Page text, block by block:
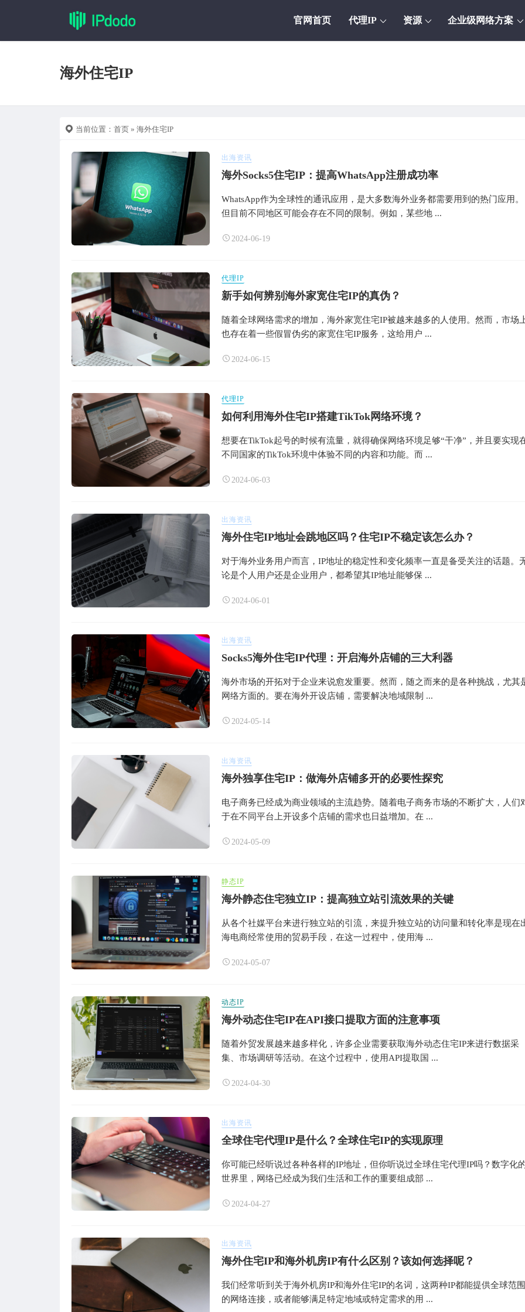
官网首页 代理IP 资源 企业级网络方案
海外住宅IP
当前位置： 首页 » 海外住宅IP
出海资讯
海外Socks5住宅IP：提高WhatsApp注册成功率
WhatsApp作为全球性的通讯应用，是大多数海外业务都需要用到的热门应用。
但目前不同地区可能会存在不同的限制。例如，某些地 ...
2024-06-19
代理IP
新手如何辨别海外家宽住宅IP的真伪？
随着全球网络需求的增加，海外家宽住宅IP被越来越多的人使用。然而，市场
也存在着一些假冒伪劣的家宽住宅IP服务，这给用户 ...
2024-06-15
代理IP
如何利用海外住宅IP搭建TikTok网络环境？
想要在TikTok起号的时候有流量，就得确保网络环境足够“干净”，并且要实现
不同国家的TikTok环境中体验不同的内容和功能。而 ...
2024-06-03
出海资讯
海外住宅IP地址会跳地区吗？住宅IP不稳定该怎么办？
对于海外业务用户而言，IP地址的稳定性和变化频率一直是备受关注的话题。
论是个人用户还是企业用户，都希望其IP地址能够保 ...
2024-06-01
出海资讯
Socks5海外住宅IP代理：开启海外店铺的三大利器
海外市场的开拓对于企业来说愈发重要。然而，随之而来的是各种挑战，尤其
网络方面的。要在海外开设店铺，需要解决地域限制 ...
2024-05-14
出海资讯
海外独享住宅IP：做海外店铺多开的必要性探究
电子商务已经成为商业领域的主流趋势。随着电子商务市场的不断扩大，人们
于在不同平台上开设多个店铺的需求也日益增加。在 ...
2024-05-09
静态IP
海外静态住宅独立IP：提高独立站引流效果的关键
从各个社媒平台来进行独立站的引流，来提升独立站的访问量和转化率是现在
海电商经常使用的贸易手段，在这一过程中，使用海 ...
2024-05-07
动态IP
海外动态住宅IP在API接口提取方面的注意事项
随着外贸发展越来越多样化，许多企业需要获取海外动态住宅IP来进行数据采
集、市场调研等活动。在这个过程中，使用API提取国 ...
2024-04-30
出海资讯
全球住宅代理IP是什么？全球住宅IP的实现原理
你可能已经听说过各种各样的IP地址，但你听说过全球住宅代理IP吗？数字化
世界里，网络已经成为我们生活和工作的重要组成部 ...
2024-04-27
出海资讯
海外住宅IP和海外机房IP有什么区别？该如何选择呢？
我们经常听到关于海外机房IP和海外住宅IP的名词，这两种IP都能提供全球范围
的网络连接，或者能够满足特定地域或特定需求的用 ...